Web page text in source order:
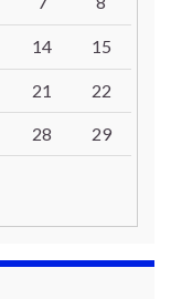
14 15
21 22
28 29